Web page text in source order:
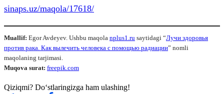
sinaps.uz/maqola/17618/
Muallif: Egor Avdeyev. Ushbu maqola nplus1.ru saytidagi “Лучи здоровья
против рака. Как вылечить человека с помощью радиации” nomli
maqolaning tarjimasi.
Muqova surat: freepik.com
Qiziqmi? Doʻstlaringizga ham ulashing!